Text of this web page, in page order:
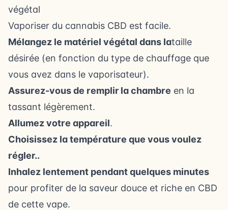
végétal
Vaporiser du cannabis CBD est facile.
Mélangez le matériel végétal dans lataille
désirée (en fonction du type de chauffage que
vous avez dans le vaporisateur).
Assurez-vous de remplir la chambre en la
tassant légèrement.
Allumez votre appareil.
Choisissez la température que vous voulez
régler..
Inhalez lentement pendant quelques minutes
pour profiter de la saveur douce et riche en CBD
de cette vape.